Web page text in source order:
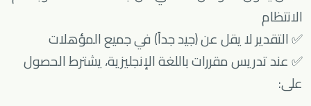
الانتظام
✅ التقدير لا يقل عن (جيد جداً) في جميع المؤهلات
✅ عند تدريس مقررات باللغة الإنجليزية، يشترط الحصول
على: